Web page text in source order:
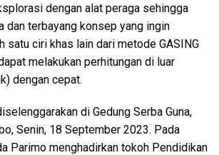
dengan alat peraga sehingga
dan terbayang konsep yang ingin
satu ciri khas lain dari metode GASING
melakukan perhitungan di luar
dengan cepat.
di Gedung Serba Guna,
Senin, 18 September 2023. Pada
Parimo menghadirkan tokoh Pendidikan